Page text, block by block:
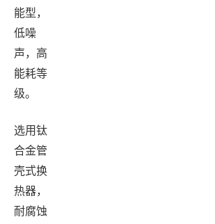
能型，
低噪
声，高
能耗等
级。
选用钛
合金管
壳式换
热器，
耐腐蚀